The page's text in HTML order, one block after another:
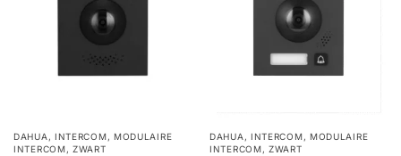
DAHUA , INTERCOM, MODULAIRE
INTERCOM,ZWART
DAHUA , INTERCOM, MODULAIRE
INTERCOM,ZWART